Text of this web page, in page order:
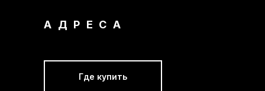
АДРЕСА
Где купить